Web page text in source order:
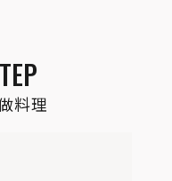
料理
上1大匙金黃
粉後，放入已
免海鮮過老。